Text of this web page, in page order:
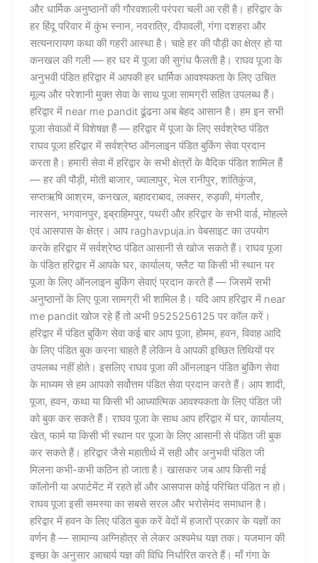
और धार्मिक अनुष्ठानों की गौरवशाली परंपरा चली आ रही है। हरिद्वार के
हर हिंदू परिवार में कुंभ स्नान, नवरात्रि, दीपावली, गंगा दशहरा और
सत्यनारायण कथा की गहरी आस्था है। चाहे हर की पौड़ी का क्षेत्र हो या
कनखल की गली — हर घर में पूजा की सुगंध फैलती है। राघव पूजा के
अनुभवी पंडित हरिद्वार में आपकी हर धार्मिक आवश्यकता के लिए उचित
मूल्य और परेशानी मुक्त सेवा के साथ पूजा सामग्री सहित उपलब्ध हैं।
हरिद्वार में near me pandit ढूंढना अब बेहद आसान है। हम इन सभी
पूजा सेवाओं में विशेषज्ञ हैं — हरिद्वार में पूजा के लिए सर्वश्रेष्ठ पंडित
राघव पूजा हरिद्वार में सर्वश्रेष्ठ ऑनलाइन पंडित बुकिंग सेवा प्रदान
करता है। हमारी सेवा में हरिद्वार के सभी क्षेत्रों के वैदिक पंडित शामिल हैं
— हर की पौड़ी, मोती बाजार, ज्वालापुर, भेल रानीपुर, शांतिकुंज,
सप्तऋषि आश्रम, कनखल, बहादराबाद, लक्सर, रुड़की, मंगलौर,
नारसन, भगवानपुर, इब्राहिमपुर, पथरी और हरिद्वार के सभी वार्ड, मोहल्ले
एवं आसपास के क्षेत्र। आप raghavpuja.in वेबसाइट का उपयोग
करके हरिद्वार में सर्वश्रेष्ठ पंडित आसानी से खोज सकते हैं। राघव पूजा
के पंडित हरिद्वार में आपके घर, कार्यालय, फ्लैट या किसी भी स्थान पर
पूजा के लिए ऑनलाइन बुकिंग सेवाएं प्रदान करते हैं — जिसमें सभी
अनुष्ठानों के लिए पूजा सामग्री भी शामिल है। यदि आप हरिद्वार में near
me pandit खोज रहे हैं तो अभी 9525256125 पर कॉल करें।
हरिद्वार में पंडित बुकिंग सेवा कई बार आप पूजा, होमम, हवन, विवाह आदि
के लिए पंडित बुक करना चाहते हैं लेकिन वे आपकी इच्छित तिथियों पर
उपलब्ध नहीं होते। इसलिए राघव पूजा की ऑनलाइन पंडित बुकिंग सेवा
के माध्यम से हम आपको सर्वोत्तम पंडित सेवा प्रदान करते हैं। आप शादी,
पूजा, हवन, कथा या किसी भी आध्यात्मिक आवश्यकता के लिए पंडित जी
को बुक कर सकते हैं। राघव पूजा के साथ आप हरिद्वार में घर, कार्यालय,
खेत, फार्म या किसी भी स्थान पर पूजा के लिए आसानी से पंडित जी बुक
कर सकते हैं। हरिद्वार जैसे महातीर्थ में सही और अनुभवी पंडित जी
मिलना कभी-कभी कठिन हो जाता है। खासकर जब आप किसी नई
कॉलोनी या अपार्टमेंट में रहते हों और आसपास कोई परिचित पंडित न हो।
राघव पूजा इसी समस्या का सबसे सरल और भरोसेमंद समाधान है।
हरिद्वार में हवन के लिए पंडित बुक करें वेदों में हजारों प्रकार के यज्ञों का
वर्णन है — सामान्य अग्निहोत्र से लेकर अश्वमेध यज्ञ तक। यजमान की
इच्छा के अनुसार आचार्य यज्ञ की विधि निर्धारित करते हैं। माँ गंगा के